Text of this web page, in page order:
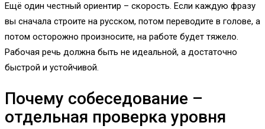
Ещё один честный ориентир – скорость. Если каждую фразу
вы сначала строите на русском, потом переводите в голове, а
потом осторожно произносите, на работе будет тяжело.
Рабочая речь должна быть не идеальной, а достаточно
быстрой и устойчивой.
Почему собеседование –
отдельная проверка уровня